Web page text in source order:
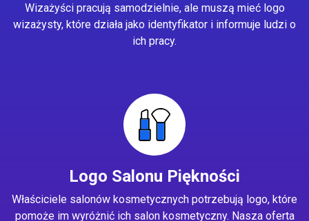
Wizażyści pracują samodzielnie, ale muszą mieć logo
wizażysty, które działa jako identyfikator i informuje ludzi o
ich pracy.
Logo Salonu Piękności
Właściciele salonów kosmetycznych potrzebują logo, które
pomoże im wyróżnić ich salon kosmetyczny. Nasza oferta